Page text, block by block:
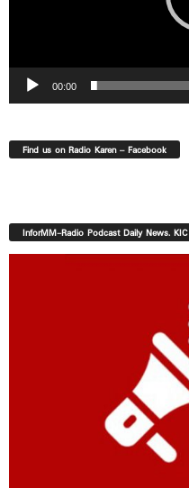
00:00
Find us on Radio Karen – Facebook
InforMM-Radio Podcast Daily News. KIC